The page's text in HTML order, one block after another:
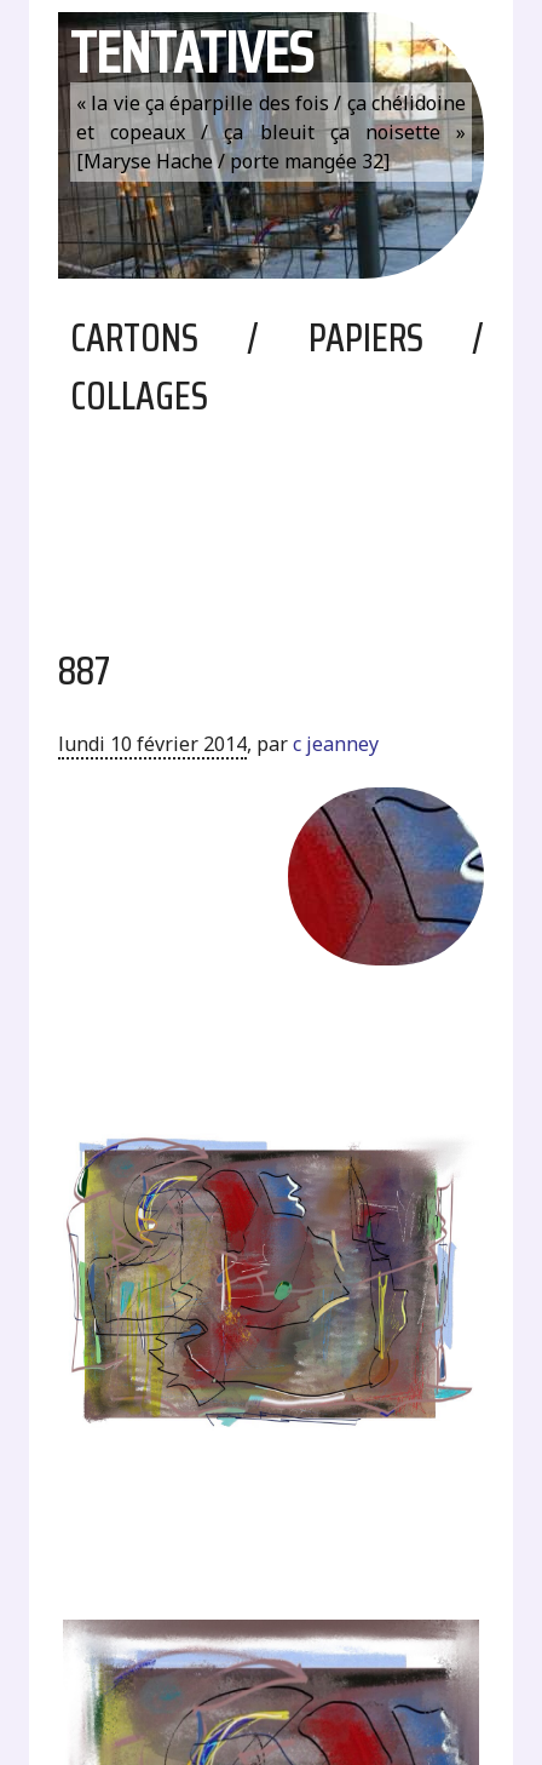
TENTATIVES
« la vie ça éparpille des fois / ça chélidoine
et copeaux / ça bleuit ça noisette »
[Maryse Hache / porte mangée 32]
CARTONS / PAPIERS /
COLLAGES
887
lundi 10 février 2014, parc jeanney